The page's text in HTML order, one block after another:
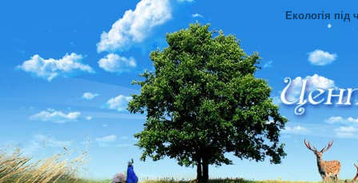
Екологія під